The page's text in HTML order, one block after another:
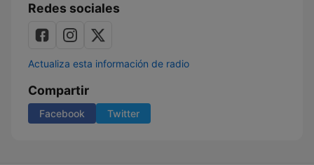
Redes sociales
Actualiza esta información de radio
Compartir
Facebook Twitter